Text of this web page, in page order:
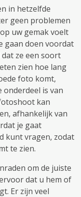
in hetzelfde
geen problemen
uw gemak voelt
gaan doen voordat
ze een soort
zien hoe lang
foto komt,
is van
kan
afhankelijk van
je gaat
kunt vragen, zodat
te zien.
om de juiste
dat u hem of
Er zijn veel